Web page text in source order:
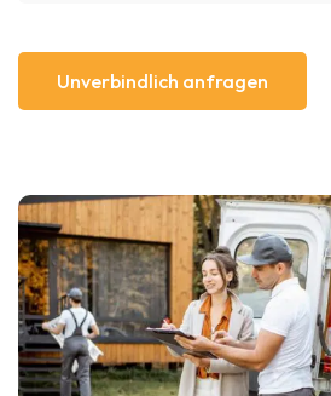
Unverbindlich anfragen